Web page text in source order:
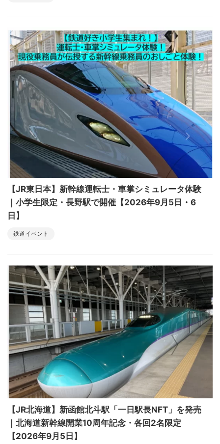
【JR東日本】新幹線運転士・車掌シミュレータ体験
｜小学生限定・長野駅で開催【2026年9月5日・6
日】
鉄道イベント
【JR北海道】新函館北斗駅「一日駅長NFT」を発売
｜北海道新幹線開業10周年記念・各回2名限定
【2026年9月5日】